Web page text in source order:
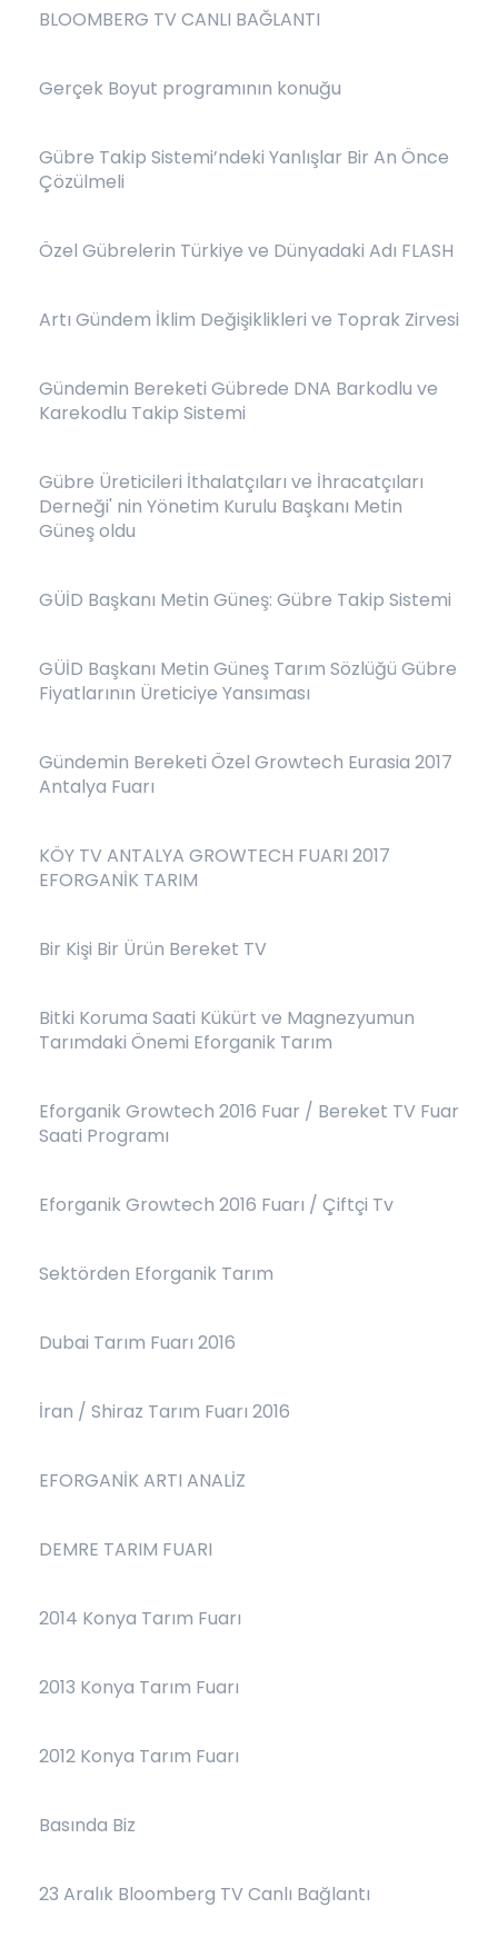
BLOOMBERG TV CANLI BAĞLANTI
Gerçek Boyut programının konuğu
Gübre Takip Sistemi’ndeki Yanlışlar Bir An Önce
Çözülmeli
Özel Gübrelerin Türkiye ve Dünyadaki Adı FLASH
Artı Gündem İklim Değişiklikleri ve Toprak Zirvesi
Gündemin Bereketi Gübrede DNA Barkodlu ve
Karekodlu Takip Sistemi
Gübre Üreticileri İthalatçıları ve İhracatçıları
Derneği' nin Yönetim Kurulu Başkanı Metin
Güneş oldu
GÜİD Başkanı Metin Güneş: Gübre Takip Sistemi
GÜİD Başkanı Metin Güneş Tarım Sözlüğü Gübre
Fiyatlarının Üreticiye Yansıması
Gündemin Bereketi Özel Growtech Eurasia 2017
Antalya Fuarı
KÖY TV ANTALYA GROWTECH FUARI 2017
EFORGANİK TARIM
Bir Kişi Bir Ürün Bereket TV
Bitki Koruma Saati Kükürt ve Magnezyumun
Tarımdaki Önemi Eforganik Tarım
Eforganik Growtech 2016 Fuar / Bereket TV Fuar
Saati Programı
Eforganik Growtech 2016 Fuarı / Çiftçi Tv
Sektörden Eforganik Tarım
Dubai Tarım Fuarı 2016
İran / Shiraz Tarım Fuarı 2016
EFORGANİK ARTI ANALİZ
DEMRE TARIM FUARI
2014 Konya Tarım Fuarı
2013 Konya Tarım Fuarı
2012 Konya Tarım Fuarı
Basında Biz
23 Aralık Bloomberg TV Canlı Bağlantı